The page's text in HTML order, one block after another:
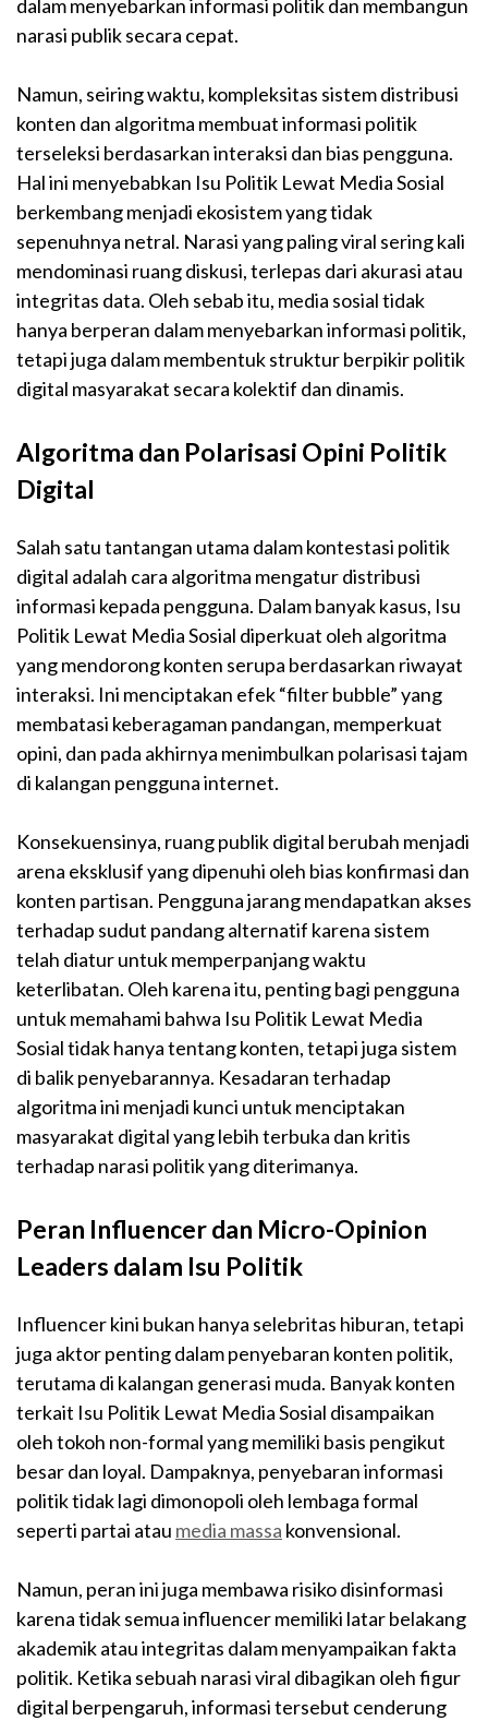
dalam menyebarkan informasi politik dan membangun
narasi publik secara cepat.
Namun, seiring waktu, kompleksitas sistem distribusi
konten dan algoritma membuat informasi politik
terseleksi berdasarkan interaksi dan bias pengguna.
Hal ini menyebabkan Isu Politik Lewat Media Sosial
berkembang menjadi ekosistem yang tidak
sepenuhnya netral. Narasi yang paling viral sering kali
mendominasi ruang diskusi, terlepas dari akurasi atau
integritas data. Oleh sebab itu, media sosial tidak
hanya berperan dalam menyebarkan informasi politik,
tetapi juga dalam membentuk struktur berpikir politik
digital masyarakat secara kolektif dan dinamis.
Algoritma dan Polarisasi Opini Politik
Digital
Salah satu tantangan utama dalam kontestasi politik
digital adalah cara algoritma mengatur distribusi
informasi kepada pengguna. Dalam banyak kasus, Isu
Politik Lewat Media Sosial diperkuat oleh algoritma
yang mendorong konten serupa berdasarkan riwayat
interaksi. Ini menciptakan efek “filter bubble” yang
membatasi keberagaman pandangan, memperkuat
opini, dan pada akhirnya menimbulkan polarisasi tajam
di kalangan pengguna internet.
Konsekuensinya, ruang publik digital berubah menjadi
arena eksklusif yang dipenuhi oleh bias konfirmasi dan
konten partisan. Pengguna jarang mendapatkan akses
terhadap sudut pandang alternatif karena sistem
telah diatur untuk memperpanjang waktu
keterlibatan. Oleh karena itu, penting bagi pengguna
untuk memahami bahwa Isu Politik Lewat Media
Sosial tidak hanya tentang konten, tetapi juga sistem
di balik penyebarannya. Kesadaran terhadap
algoritma ini menjadi kunci untuk menciptakan
masyarakat digital yang lebih terbuka dan kritis
terhadap narasi politik yang diterimanya.
Peran Influencer dan Micro-Opinion
Leaders dalam Isu Politik
Influencer kini bukan hanya selebritas hiburan, tetapi
juga aktor penting dalam penyebaran konten politik,
terutama di kalangan generasi muda. Banyak konten
terkait Isu Politik Lewat Media Sosial disampaikan
oleh tokoh non-formal yang memiliki basis pengikut
besar dan loyal. Dampaknya, penyebaran informasi
politik tidak lagi dimonopoli oleh lembaga formal
seperti partai atau media massa konvensional.
Namun, peran ini juga membawa risiko disinformasi
karena tidak semua influencer memiliki latar belakang
akademik atau integritas dalam menyampaikan fakta
politik. Ketika sebuah narasi viral dibagikan oleh figur
digital berpengaruh, informasi tersebut cenderung